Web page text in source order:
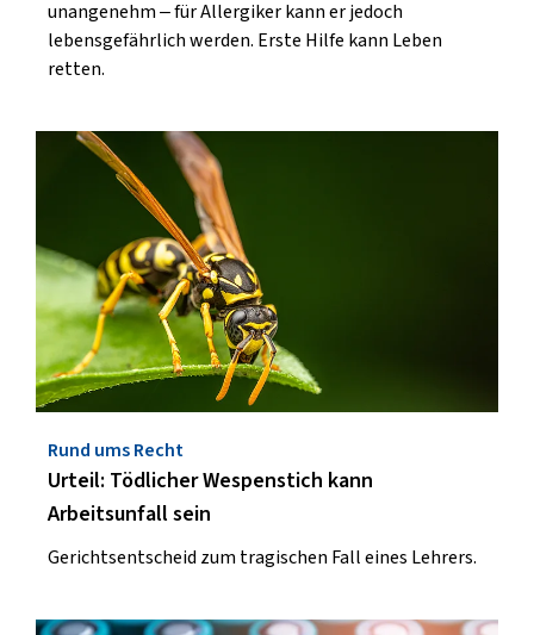
unangenehm – für Allergiker kann er jedoch
lebensgefährlich werden. Erste Hilfe kann Leben
retten.
Rund ums Recht
Urteil: Tödlicher Wespenstich kann
Arbeitsunfall sein
Gerichtsentscheid zum tragischen Fall eines Lehrers.